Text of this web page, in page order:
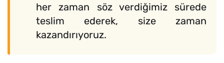
her zaman söz verdiğimiz sürede
teslim ederek, size zaman
kazandırıyoruz.